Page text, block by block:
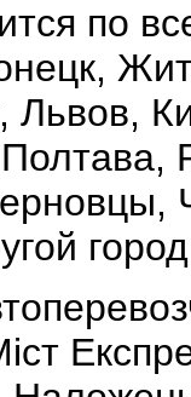
по
Львов,